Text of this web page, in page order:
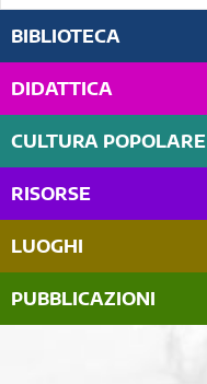
BIBLIOTECA
DIDATTICA
CULTURA POPOLARE
RISORSE
LUOGHI
PUBBLICAZIONI